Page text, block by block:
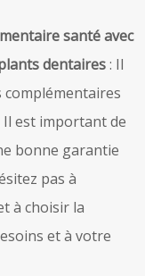
santé avec
dentaires: Il
est important de
bonne garantie
pas à
à choisir la
et à votre